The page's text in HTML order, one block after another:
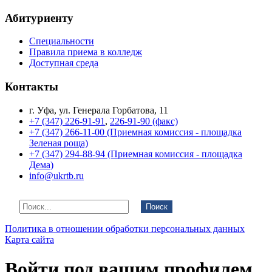
Абитуриенту
Специальности
Правила приема в колледж
Доступная среда
Контакты
г. Уфа, ул. Генерала Горбатова, 11
+7 (347) 226-91-91 , 226-91-90 (факс)
+7 (347) 266-11-00 (Приемная комиссия - площадка
Зеленая роща)
+7 (347) 294-88-94 (Приемная комиссия - площадка
Дема)
info@ukrtb.ru
Поиск
Политика в отношении обработки персональных данных
Карта сайта